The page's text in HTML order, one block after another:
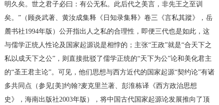
明久矣。世之君子必曰：有公无私。此后代之美言，非先王之至训
矣。”（顾炎武著、黄汝成集释《日知录集释》卷三《言私其蹤》，岳
麓书社1994年版）公开指出人之私的合理性，即便三代也是如此，这
与儒学正统人性论及国家起源说是相悖的；主张“王政”就是“合天下之
私以成天下之公”，则直接批驳了儒学正统的“天下为公”论和美化君主
的“圣王君主论”。可见，他们思想与西方近代的国家起源“契约论”有诸
多共同点（参见[美]约翰?麦克里兰著、彭淮栋译《西方政治思想
史》，海南出版社2003年版），将中国古代国家起源论发展推向了顶